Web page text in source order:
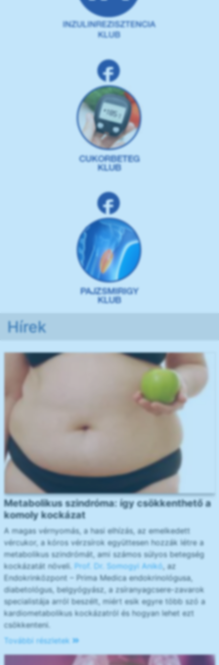
Hírek
Metabolikus szindróma: így csökkenthető a
komoly kockázat
A magas vérnyomás, a hasi elhízás, az emelkedett
vércukor, a kóros vérzsírok együttesen hozzák létre a
metabolikus szindrómát, ami számos súlyos betegség
kockázatát növeli. Prof. Dr. Somogyi Anikó , az
Endokrinközpont – Prima Medica endokrinológusa,
diabetológus, belgyógyász, a zsíranyagcsere-zavarok
specialistája arról beszélt, miért esik egyre több szó a
kardiometabolikus kockázatról és hogyan lehet ezt
csökkenteni.
További részletek